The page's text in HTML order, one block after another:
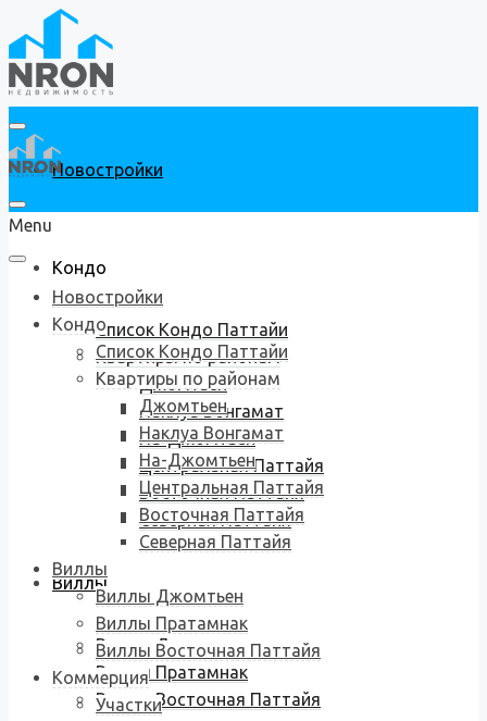
Новостройки
Кондо
Список Кондо Паттайи
Квартиры по районам
Джомтьен
Наклуа Вонгамат
На-Джомтьен
Центральная Паттайя
Восточная Паттайя
Северная Паттайя
Виллы
Виллы Джомтьен
Виллы Пратамнак
Виллы Восточная Паттайя
Menu
Новостройки
Кондо
Список Кондо Паттайи
Квартиры по районам
Джомтьен
Наклуа Вонгамат
На-Джомтьен
Центральная Паттайя
Восточная Паттайя
Северная Паттайя
Виллы
Виллы Джомтьен
Виллы Пратамнак
Виллы Восточная Паттайя
Коммерция
Участки